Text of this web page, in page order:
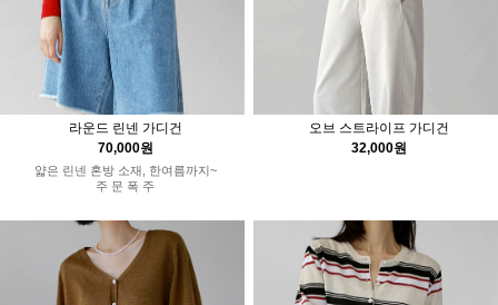
라운드 린넨 가디건
70,000원
얇은 린넨 혼방 소재, 한여름까지~
주 문 폭 주
오브 스트라이프 가디건
32,000원